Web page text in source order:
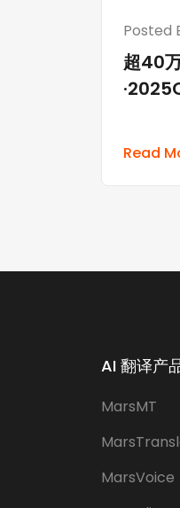
Posted
超40
Read
AI 翻译产
MarsMT
MarsVoice